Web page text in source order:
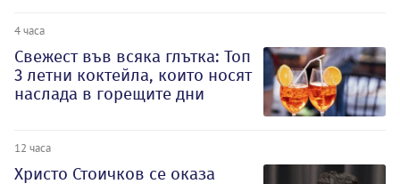
4 часа
Свежест във всяка глътка: Топ
3 летни коктейла, които носят
наслада в горещите дни
12 часа
Христо Стоичков се оказа